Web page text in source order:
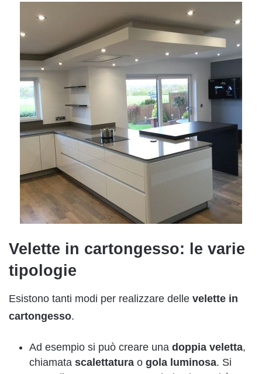
Velette in cartongesso: le varie
tipologie
Esistono tanti modi per realizzare delle velette in
cartongesso.
Ad esempio si può creare una doppia veletta,
chiamata scalettatura o gola luminosa. Si